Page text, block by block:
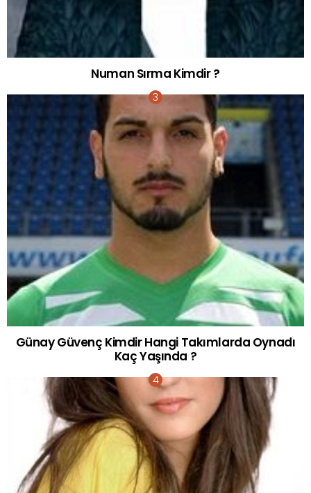
Numan Sırma Kimdir ?
Günay Güvenç Kimdir Hangi Takımlarda Oynadı
Kaç Yaşında ?